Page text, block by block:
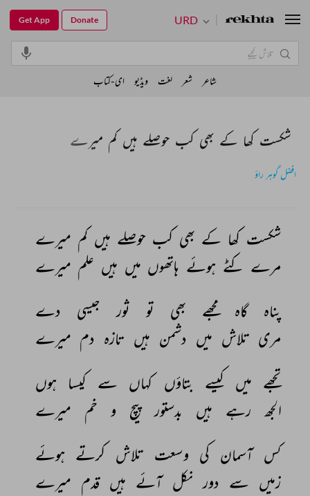
شکست کھا کے بھی کب حوصلے ہیں کم میرے
افضل گوہر راؤ
شکست کھا کے بھی کب حوصلے ہیں کم میرے
مرے کٹے ہوئے ہاتھوں میں ہیں علم میرے
پناہ
گاہ مجھے بھی تو ثور جیسی
دے
مری تلاش میں دشمن ہیں تازہ دم میرے
تجھے میں کیسے بتاؤں کہاں سے کیسا ہوں
الجھ
رہے ہیں بدستور پیچ و خم
میرے
کس آسمان کی وسعت تلاش کرتے ہوئے
زمیں سے دور نکل آئے ہیں قدم میرے
URD
Get App Donate
شاعر شعر لغت ویڈیو ای-کتاب